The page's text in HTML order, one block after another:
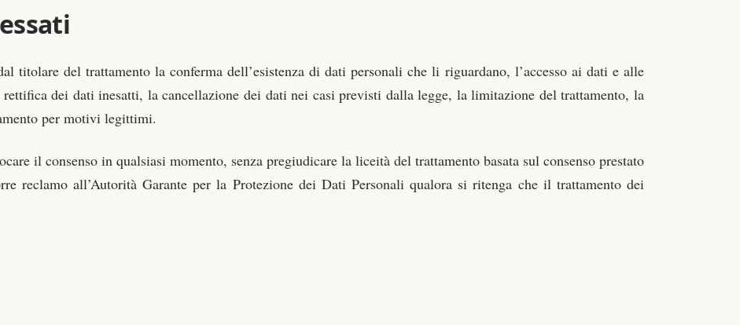
titolare del trattamento la conferma dell’esistenza di dati personali che li riguardano, l’accesso ai dati e alle
dei dati inesatti, la cancellazione dei dati nei casi previsti dalla legge, la limitazione del trattamento, la
per motivi legittimi.
il consenso in qualsiasi momento, senza pregiudicare la liceità del trattamento basata sul consenso prestato
reclamo all’Autorità Garante per la Protezione dei Dati Personali qualora si ritenga che il trattamento dei